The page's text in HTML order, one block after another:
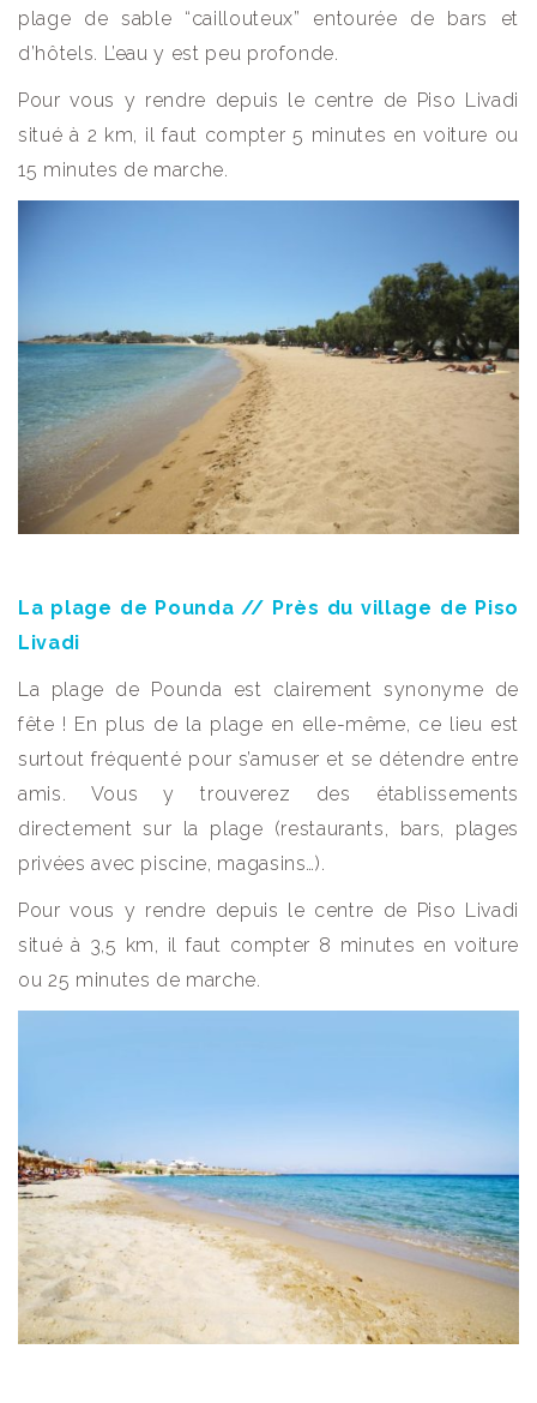
plage de sable “caillouteux” entourée de bars et
d’hôtels. L’eau y est peu profonde.
Pour vous y rendre depuis le centre de Piso Livadi
situé à 2 km, il faut compter 5 minutes en voiture ou
15 minutes de marche.
La plage de Pounda // Près du village de Piso
Livadi
La plage de Pounda est clairement synonyme de
fête ! En plus de la plage en elle-même, ce lieu est
surtout fréquenté pour s’amuser et se détendre entre
amis. Vous y trouverez des établissements
directement sur la plage (restaurants, bars, plages
privées avec piscine, magasins…).
Pour vous y rendre depuis le centre de Piso Livadi
situé à 3,5 km, il faut compter 8 minutes en voiture
ou 25 minutes de marche.